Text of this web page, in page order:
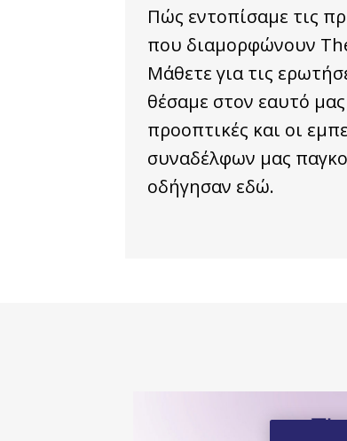
Πώς εντοπίσαμε τις
που διαμορφώνουν
Μάθετε για τις
θέσαμε στον εαυτό
προοπτικές και οι
συναδέλφων μας
οδήγησαν εδώ.